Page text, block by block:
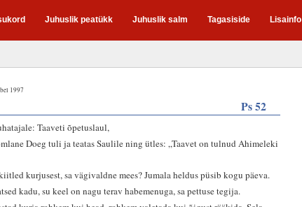
Juhuslik peatükk Juhuslik salm Tagasiside Lisainfo
1997
Ps 52
Taaveti õpetuslaul,
Doeg tuli ja teatas Saulile ning ütles: „Taavet on tulnud Ahimeleki
kurjusest, sa vägivaldne mees? Jumala heldus püsib kogu päeva.
kadu, su keel on nagu terav habemenuga, sa pettuse tegija.